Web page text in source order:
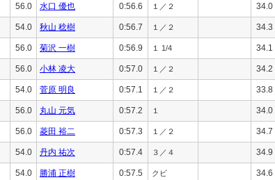
56.0 水口 優也 0:56.6 １／２ 34.0
54.0 秋山 稔樹 0:56.7 １／２ 34.3
56.0 菊沢 一樹 0:56.9 １ 1/4 34.1
56.0 小林 凌大 0:57.0 １／２ 34.2
54.0 菅原 明良 0:57.1 １／２ 33.8
56.0 丸山 元気 0:57.2 １ 34.0
56.0 菱田 裕二 0:57.3 １／２ 34.7
54.0 丹内 祐次 0:57.4 ３／４ 34.9
54.0 勝浦 正樹 0:57.5 クビ 34.6